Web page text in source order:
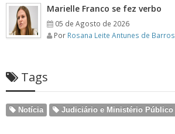
Marielle Franco se fez verbo
05 de Agosto de 2026
Por Rosana Leite Antunes de Barros
Tags
Notícia Judiciário e Ministério Público